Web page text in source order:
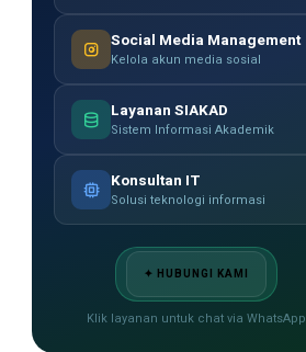
Social Media Management
Kelola akun media sosial
Layanan SIAKAD
Sistem Informasi Akademik
Konsultan IT
Solusi teknologi informasi
✦ HUBUNGI KAMI
Klik layanan untuk chat via WhatsApp